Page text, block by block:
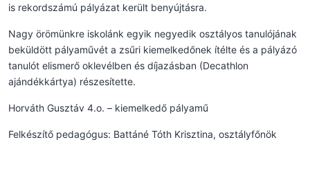
is rekordszámú pályázat került benyújtásra.
Nagy örömünkre iskolánk egyik negyedik osztályos tanulójának
beküldött pályaművét a zsűri kiemelkedőnek ítélte és a pályázó
tanulót elismerő oklevélben és díjazásban (Decathlon
ajándékkártya) részesítette.
Horváth Gusztáv 4.o. – kiemelkedő pályamű
Felkészítő pedagógus: Battáné Tóth Krisztina, osztályfőnök